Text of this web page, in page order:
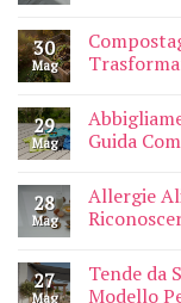
30
Mag
29
Mag
Guida
28
Mag
Allergie
27
Mag
Tende da
Modello